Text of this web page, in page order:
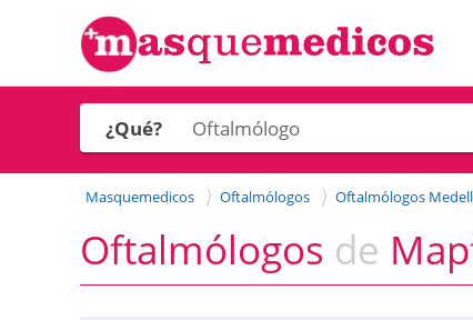
¿Qué?
Masquemedicos Oftalmólogos Oftalmólogos
Oftalmólogos de